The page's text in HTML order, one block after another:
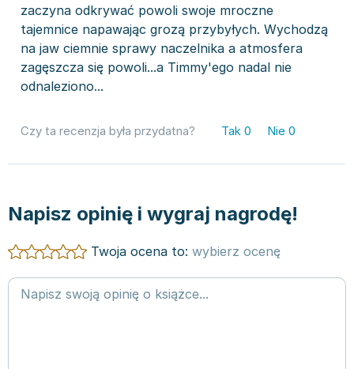
zaczyna odkrywać powoli swoje mroczne
tajemnice napawając grozą przybyłych. Wychodzą
na jaw ciemnie sprawy naczelnika a atmosfera
zagęszcza się powoli...a Timmy'ego nadal nie
odnaleziono...
Czy ta recenzja była przydatna? Tak 0 Nie 0
Napisz opinię i wygraj nagrodę!
Twoja ocena to: wybierz ocenę